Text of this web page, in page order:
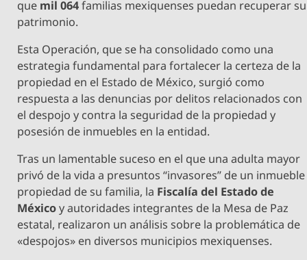
que mil 064familias mexiquenses puedan recuperar su
patrimonio.
Esta Operación, que se ha consolidado como una
estrategia fundamental para fortalecer la certeza de la
propiedad en el Estado de México, surgió como
respuesta a las denuncias por delitos relacionados con
el despojo y contra la seguridad de la propiedad y
posesión de inmuebles en la entidad.
Tras un lamentable suceso en el que una adulta mayor
privó de la vida a presuntos “invasores” de un inmueble
propiedad de su familia, la Fiscalía del Estado de
Méxicoy autoridades integrantes de la Mesa de Paz
estatal, realizaron un análisis sobre la problemática de
«despojos» en diversos municipios mexiquenses.